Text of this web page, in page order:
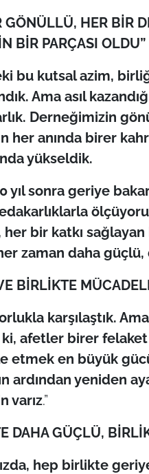
GÖNÜLLÜ, HER BİR
BİR PARÇASI OLDU”
bu kutsal azim,
Ama asıl
Derneğimizin
her anında birer
yükseldik.
yıl sonra geriye
bir katkı
zaman daha güçlü,
BİRLİKTE
karşılaştık.
afetler birer
etmek en büyük
ardından yeniden
varız.”
DAHA GÜÇLÜ,
hep birlikte